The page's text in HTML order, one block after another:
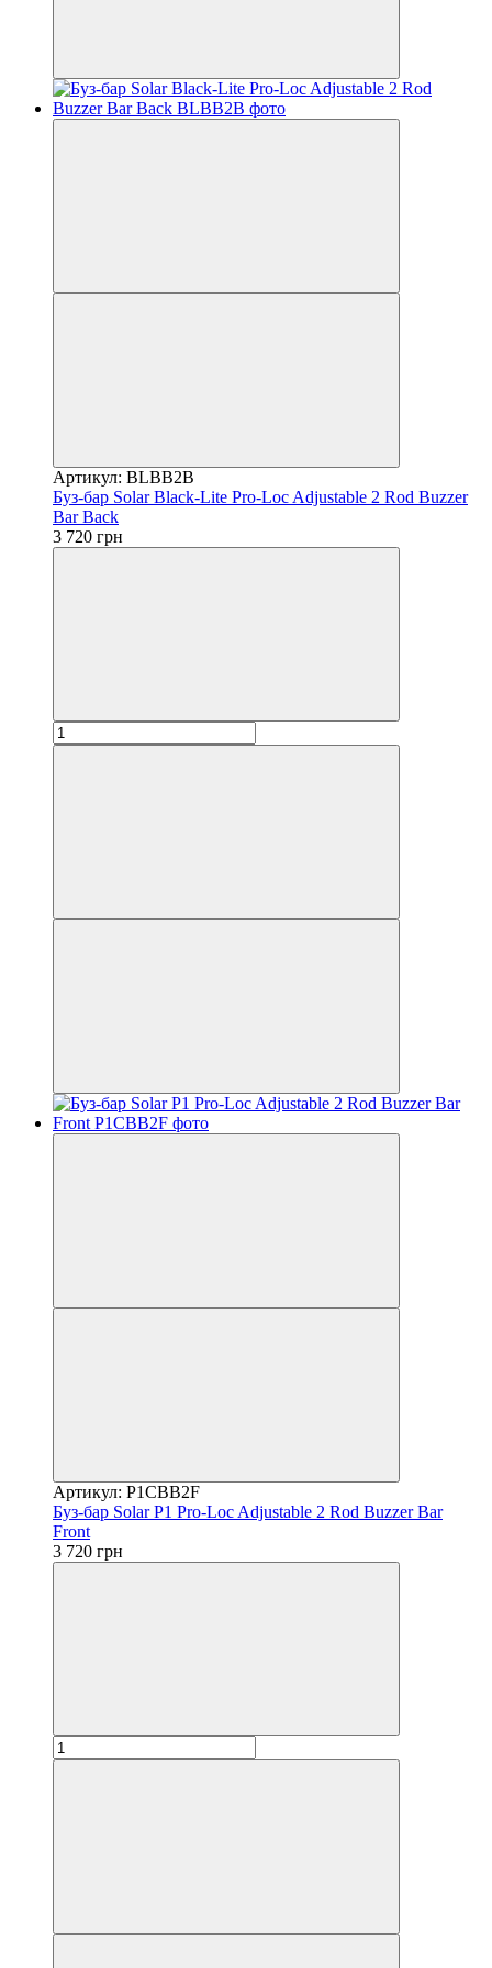
Артикул: BLBB2B
Буз-бар Solar Black-Lite Pro-Loc Adjustable 2 Rod Buzzer
Bar Back
3 720 грн
Артикул: P1CBB2F
Буз-бар Solar P1 Pro-Loc Adjustable 2 Rod Buzzer Bar
Front
3 720 грн